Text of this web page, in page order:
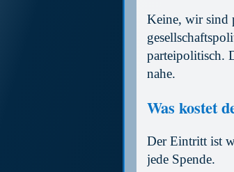
Keine, wir sind
parteipolitisch.
nahe.
Was kostet
Der Eintritt ist
jede Spende.